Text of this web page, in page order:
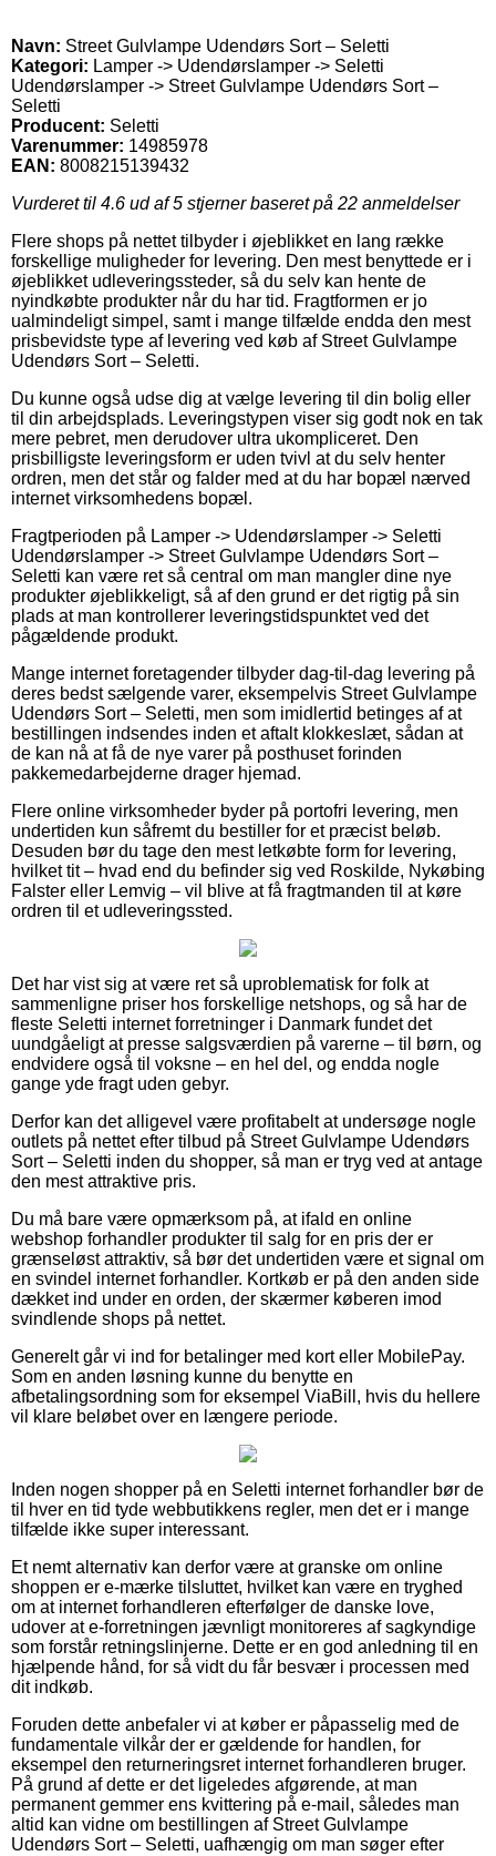
Navn: Street Gulvlampe Udendørs Sort – Seletti
Kategori: Lamper -> Udendørslamper -> Seletti
Udendørslamper -> Street Gulvlampe Udendørs Sort –
Seletti
Producent: Seletti
Varenummer: 14985978
EAN: 8008215139432
Vurderet til 4.6 ud af 5 stjerner baseret på 22 anmeldelser
Flere shops på nettet tilbyder i øjeblikket en lang række
forskellige muligheder for levering. Den mest benyttede er i
øjeblikket udleveringssteder, så du selv kan hente de
nyindkøbte produkter når du har tid. Fragtformen er jo
ualmindeligt simpel, samt i mange tilfælde endda den mest
prisbevidste type af levering ved køb af Street Gulvlampe
Udendørs Sort – Seletti.
Du kunne også udse dig at vælge levering til din bolig eller
til din arbejdsplads. Leveringstypen viser sig godt nok en tak
mere pebret, men derudover ultra ukompliceret. Den
prisbilligste leveringsform er uden tvivl at du selv henter
ordren, men det står og falder med at du har bopæl nærved
internet virksomhedens bopæl.
Fragtperioden på Lamper -> Udendørslamper -> Seletti
Udendørslamper -> Street Gulvlampe Udendørs Sort –
Seletti kan være ret så central om man mangler dine nye
produkter øjeblikkeligt, så af den grund er det rigtig på sin
plads at man kontrollerer leveringstidspunktet ved det
pågældende produkt.
Mange internet foretagender tilbyder dag-til-dag levering på
deres bedst sælgende varer, eksempelvis Street Gulvlampe
Udendørs Sort – Seletti, men som imidlertid betinges af at
bestillingen indsendes inden et aftalt klokkeslæt, sådan at
de kan nå at få de nye varer på posthuset forinden
pakkemedarbejderne drager hjemad.
Flere online virksomheder byder på portofri levering, men
undertiden kun såfremt du bestiller for et præcist beløb.
Desuden bør du tage den mest letkøbte form for levering,
hvilket tit – hvad end du befinder sig ved Roskilde, Nykøbing
Falster eller Lemvig – vil blive at få fragtmanden til at køre
ordren til et udleveringssted.
Det har vist sig at være ret så uproblematisk for folk at
sammenligne priser hos forskellige netshops, og så har de
fleste Seletti internet forretninger i Danmark fundet det
uundgåeligt at presse salgsværdien på varerne – til børn, og
endvidere også til voksne – en hel del, og endda nogle
gange yde fragt uden gebyr.
Derfor kan det alligevel være profitabelt at undersøge nogle
outlets på nettet efter tilbud på Street Gulvlampe Udendørs
Sort – Seletti inden du shopper, så man er tryg ved at antage
den mest attraktive pris.
Du må bare være opmærksom på, at ifald en online
webshop forhandler produkter til salg for en pris der er
grænseløst attraktiv, så bør det undertiden være et signal om
en svindel internet forhandler. Kortkøb er på den anden side
dækket ind under en orden, der skærmer køberen imod
svindlende shops på nettet.
Generelt går vi ind for betalinger med kort eller MobilePay.
Som en anden løsning kunne du benytte en
afbetalingsordning som for eksempel ViaBill, hvis du hellere
vil klare beløbet over en længere periode.
Inden nogen shopper på en Seletti internet forhandler bør de
til hver en tid tyde webbutikkens regler, men det er i mange
tilfælde ikke super interessant.
Et nemt alternativ kan derfor være at granske om online
shoppen er e-mærke tilsluttet, hvilket kan være en tryghed
om at internet forhandleren efterfølger de danske love,
udover at e-forretningen jævnligt monitoreres af sagkyndige
som forstår retningslinjerne. Dette er en god anledning til en
hjælpende hånd, for så vidt du får besvær i processen med
dit indkøb.
Foruden dette anbefaler vi at køber er påpasselig med de
fundamentale vilkår der er gældende for handlen, for
eksempel den returneringsret internet forhandleren bruger.
På grund af dette er det ligeledes afgørende, at man
permanent gemmer ens kvittering på e-mail, således man
altid kan vidne om bestillingen af Street Gulvlampe
Udendørs Sort – Seletti, uafhængig om man søger efter